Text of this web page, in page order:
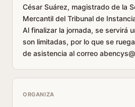
César Suárez, magistrado de la
Mercantil del Tribunal de
Al finalizar la jornada, se servirá
son limitadas, por lo que se
de asistencia al correo
ORGANIZA